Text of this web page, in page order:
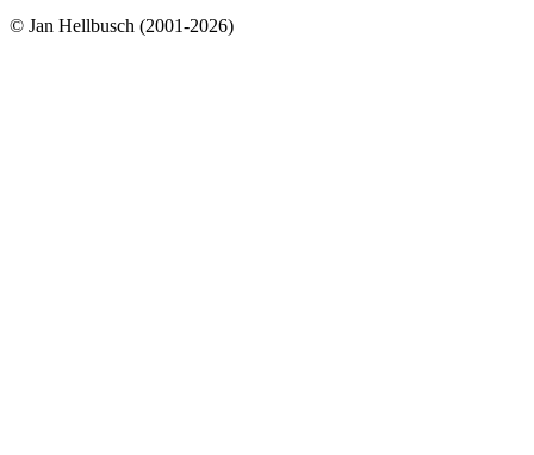
© Jan Hellbusch (2001-2026)